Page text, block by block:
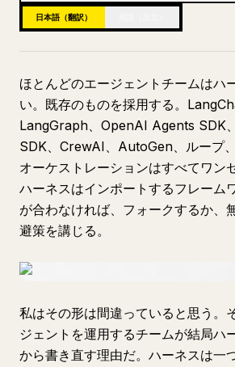
日本語（翻訳）
ほとんどのエージェントチームはハ
い。既存のものを採用する。
LangGraph、OpenAI Agents SDK
SDK、CrewAI、AutoGen、ループ、
オーケストレーションはすべてワン
ハーネスはインポートするフレーム
が合わなければ、フォークするか、
避策を講じる。
私はその形は間違っていると思う。
ジェントを運用するチームが結局ハ
から書き直す理由だ。ハーネスは一